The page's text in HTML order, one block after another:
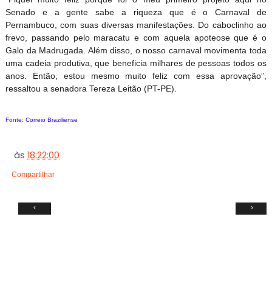
Senado e a gente sabe a riqueza que é o Carnaval de
Pernambuco, com suas diversas manifestações. Do caboclinho ao
frevo, passando pelo maracatu e com aquela apoteose que é o
Galo da Madrugada. Além disso, o nosso carnaval movimenta toda
uma cadeia produtiva, que beneficia milhares de pessoas todos os
anos. Então, estou mesmo muito feliz com essa aprovação”,
ressaltou a senadora Tereza Leitão (PT-PE).
Fonte: Correio Braziliense
às18:22:00
Compartilhar
‹ ›